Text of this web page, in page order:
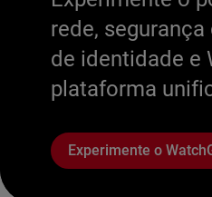
rede,
de identidade e
plataforma
Experimente o